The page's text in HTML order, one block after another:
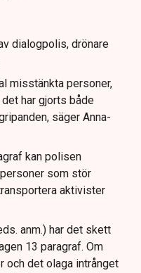
dialogpolis, drönare
misstänkta personer,
har gjorts både
säger Anna-
kan polisen
som stör
aktivister
anm.) har det skett
13 paragraf. Om
och det olaga intrånget